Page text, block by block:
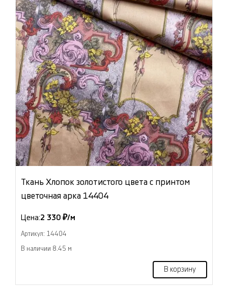
Ткань Хлопок золотистого цвета с принтом
цветочная арка 14404
Цена:2 330 ₽/м
Артикул: 14404
В наличии 8.45 м
В корзину